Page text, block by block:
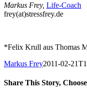
Markus Frey, Life-Coach
frey(at)stressfrey.de
*Felix Krull aus Thomas
Markus Frey2011-02-
Share This Story,